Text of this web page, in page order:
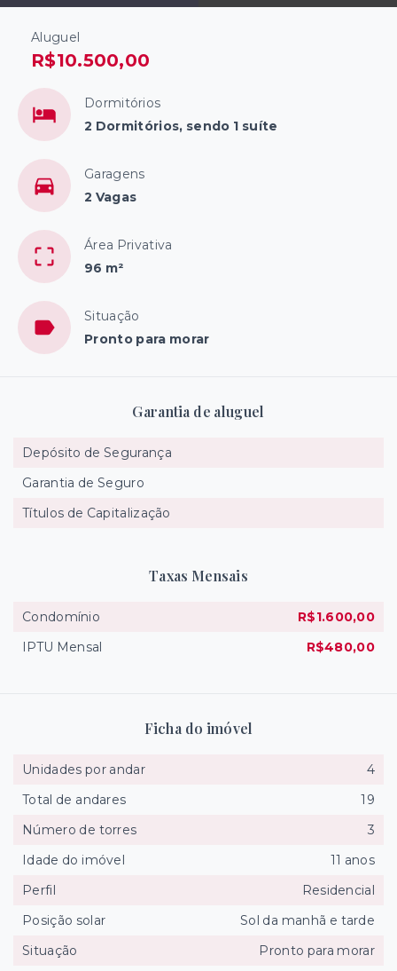
Aluguel
R$10.500,00
Dormitórios
2 Dormitórios, sendo 1 suíte
Garagens
2 Vagas
Área Privativa
96 m²
Situação
Pronto para morar
Garantia de aluguel
Depósito de Segurança
Garantia de Seguro
Títulos de Capitalização
Taxas Mensais
Condomínio
R$1.600,00
IPTU Mensal
R$480,00
Ficha do imóvel
Unidades por andar
4
Total de andares
19
Número de torres
3
Idade do imóvel
11 anos
Perfil
Residencial
Posição solar
Sol da manhã e tarde
Situação
Pronto para morar